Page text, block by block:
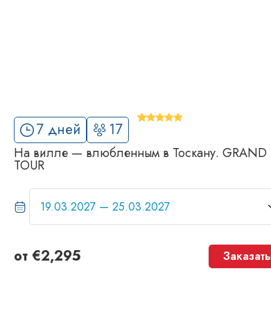
7 дней 17
'
На вилле — влюбленным в Тоскану. GRAND
TOUR
от €2,295 Заказать